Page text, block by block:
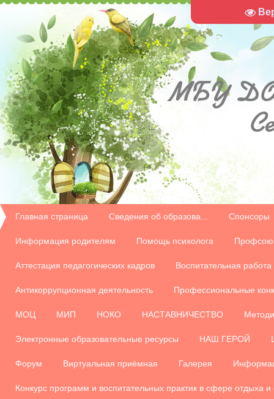
МБУ
Главная страница Сведения об образова... Спонсоры
Информация родителям Помощь психолога
Аттестация педагогических кадров Воспитательная работа
Антикоррупционная деятельность Профессиональные
МОЦ МИП НОКО НАСТАВНИЧЕСТВО
Электронные образовательные ресурсы НАШ ГЕРОЙ
Форум Виртуальная приёмная Галерея
Конкурс программ и воспитательных практик в сфере отдыха